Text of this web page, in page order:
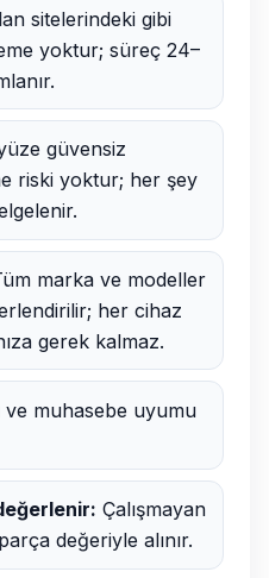
sitelerindeki gibi
yoktur; süreç 24–
güvensiz
riski yoktur; her şey
marka ve modeller
her cihaz
gerek kalmaz.
ve muhasebe uyumu
Çalışmayan
değeriyle alınır.